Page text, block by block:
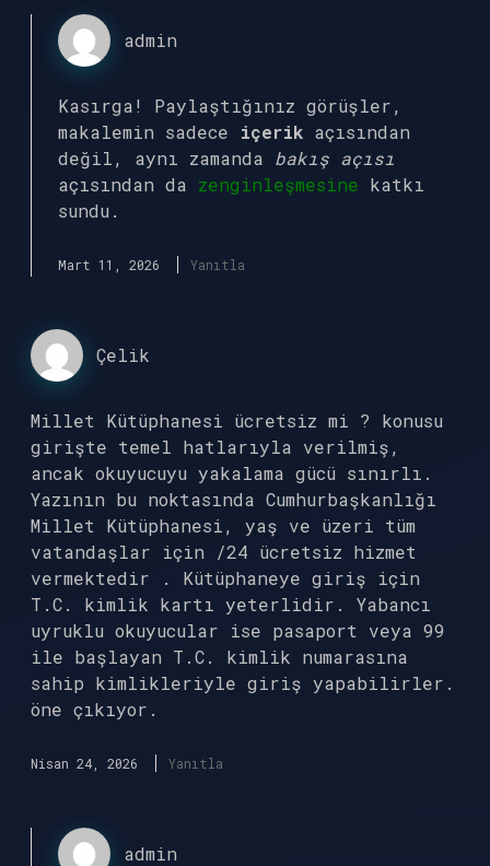
admin
Kasırga! Paylaştığınız görüşler,
makalemin sadece içerik açısından
değil, aynı zamanda bakış açısı
açısından da zenginleşmesine katkı
sundu.
Mart 11, 2026 Yanıtla
Çelik
Millet Kütüphanesi ücretsiz mi ? konusu
girişte temel hatlarıyla verilmiş,
ancak okuyucuyu yakalama gücü sınırlı.
Yazının bu noktasında Cumhurbaşkanlığı
Millet Kütüphanesi, yaş ve üzeri tüm
vatandaşlar için /24 ücretsiz hizmet
vermektedir . Kütüphaneye giriş için
T.C. kimlik kartı yeterlidir. Yabancı
uyruklu okuyucular ise pasaport veya 99
ile başlayan T.C. kimlik numarasına
sahip kimlikleriyle giriş yapabilirler.
öne çıkıyor.
Nisan 24, 2026 Yanıtla
admin